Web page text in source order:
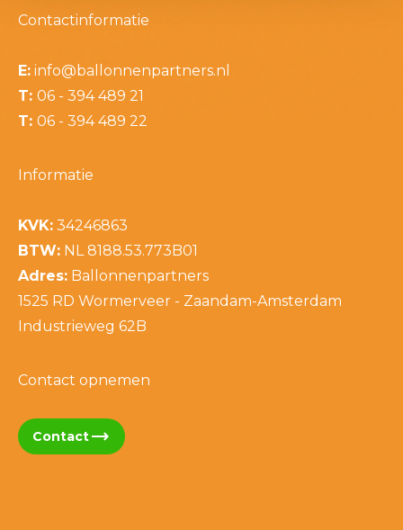
Contactinformatie
E: info@ballonnenpartners.nl
T: 06 - 394 489 21
T: 06 - 394 489 22
Informatie
KVK: 34246863
BTW: NL 8188.53.773B01
Adres: Ballonnenpartners
1525 RD Wormerveer - Zaandam-Amsterdam
Industrieweg 62B
Contact opnemen
Contacttrending_flat